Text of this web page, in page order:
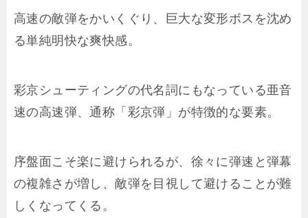
高速の敵弾をかいくぐり、巨大な変形ボスを沈め
る単純明快な爽快感。
彩京シューティングの代名詞にもなっている亜音
速の高速弾、通称「彩京弾」が特徴的な要素。
序盤面こそ楽に避けられるが、徐々に弾速と弾幕
の複雑さが増し、敵弾を目視して避けることが難
しくなってくる。